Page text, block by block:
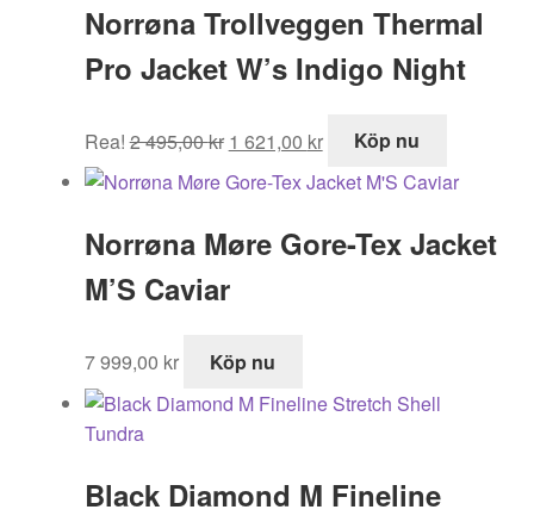
Norrøna Trollveggen Thermal
Pro Jacket W’s Indigo Night
Rea! 2 495,00kr
ursprungliga
priset
2
1 621,00 kr
nuvarande
priset
1
Köp nu
Norrøna Møre Gore-Tex Jacket
M’S Caviar
7 999,00 kr Köp nu
Black Diamond M Fineline